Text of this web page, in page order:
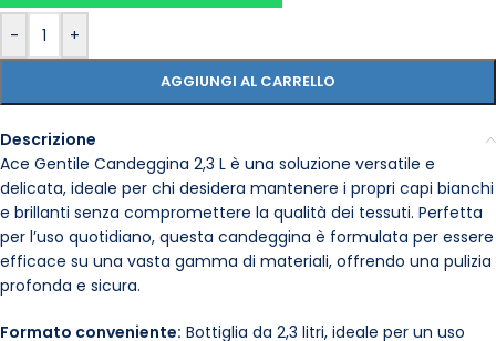
- +
AGGIUNGI AL CARRELLO
Descrizione
Ace Gentile Candeggina 2,3 L è una soluzione versatile e
delicata, ideale per chi desidera mantenere i propri capi bianchi
e brillanti senza compromettere la qualità dei tessuti. Perfetta
per l’uso quotidiano, questa candeggina è formulata per essere
efficace su una vasta gamma di materiali, offrendo una pulizia
profonda e sicura.
Formato conveniente: Bottiglia da 2,3 litri, ideale per un uso